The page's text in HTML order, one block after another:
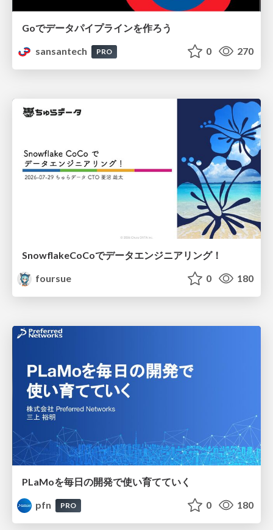
Goでデータパイプラインを作ろう
sansantech
PRO 0 270
SnowflakeCoCoでデータエンジニアリング！
foursue
0 180
PLaMoを毎日の開発で使い育てていく
pfn
PRO 0 180